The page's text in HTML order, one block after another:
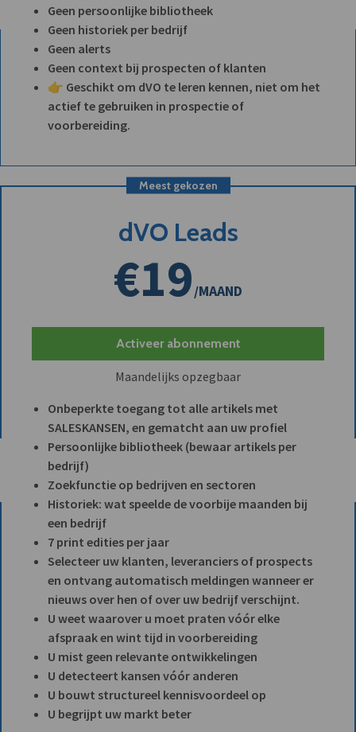
Geen persoonlijke bibliotheek
Geen historiek per bedrijf
Geen alerts
Geen context bij prospecten of klanten
👉 Geschikt om dVO te leren kennen, niet om het
actief te gebruiken in prospectie of
voorbereiding.
Meest gekozen
dVO Leads
€19/MAAND
Activeer abonnement
Maandelijks opzegbaar
Onbeperkte toegang tot alle artikels met
SALESKANSEN, en gematcht aan uw profiel
Persoonlijke bibliotheek (bewaar artikels per
bedrijf)
Zoekfunctie op bedrijven en sectoren
Historiek: wat speelde de voorbije maanden bij
een bedrijf
7 print edities per jaar
Selecteer uw klanten, leveranciers of prospects
en ontvang automatisch meldingen wanneer er
nieuws over hen of over uw bedrijf verschijnt.
U weet waarover u moet praten vóór elke
afspraak en wint tijd in voorbereiding
U mist geen relevante ontwikkelingen
U detecteert kansen vóór anderen
U bouwt structureel kennisvoordeel op
U begrijpt uw markt beter